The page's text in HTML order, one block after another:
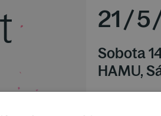
21/5
Sobota
HAMU,